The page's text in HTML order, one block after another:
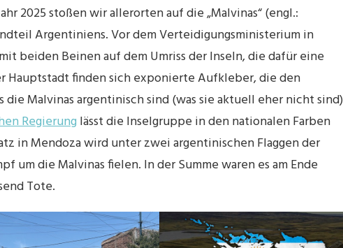
2025 stoßen wir allerorten auf die „Malvinas“ (engl.:
Argentiniens. Vor dem Verteidigungsministerium in
beiden Beinen auf dem Umriss der Inseln, die dafür eine
Hauptstadt finden sich exponierte Aufkleber, die den
die Malvinas argentinisch sind (was sie aktuell eher nicht
Regierung lässt die Inselgruppe in den nationalen Farben
in Mendoza wird unter zwei argentinischen Flaggen der
um die Malvinas fielen. In der Summe waren es am Ende
Tote.